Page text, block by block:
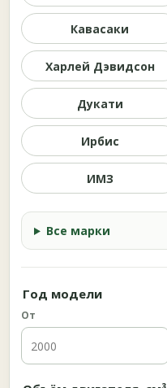
Кавасаки
Харлей Дэвидсон
Дукати
Ирбис
ИМЗ
Все марки
Год модели
От